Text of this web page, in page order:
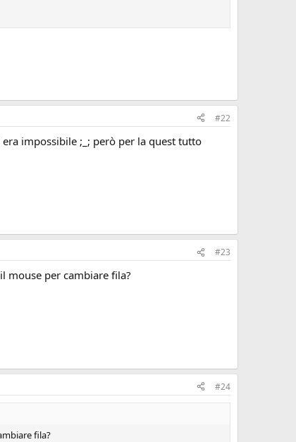
#22
impossibile ;_; però per la quest tutto
#23
mouse per cambiare fila?
#24
fila?